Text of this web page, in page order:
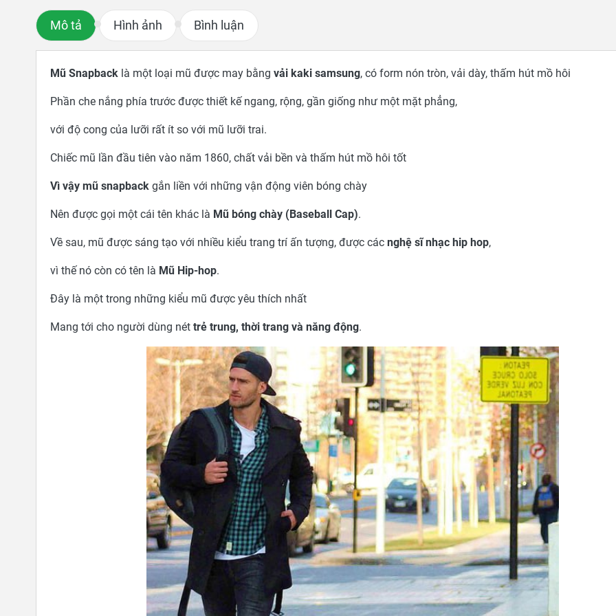
Mô tả Hình ảnh Bình luận
Mũ Snapback là một loại mũ được may bằng vải kaki samsung, có form nón tròn, vải dày, thấm hút mồ hôi
Phần che nắng phía trước được thiết kế ngang, rộng, gần giống như một mặt phẳng,
với độ cong của lưỡi rất ít so với mũ lưỡi trai.
Chiếc mũ lần đầu tiên vào năm 1860, chất vải bền và thấm hút mồ hôi tốt
Vì vậy mũ snapback gắn liền với những vận động viên bóng chày
Nên được gọi một cái tên khác là Mũ bóng chày (Baseball Cap).
Về sau, mũ được sáng tạo với nhiều kiểu trang trí ấn tượng, được các nghệ sĩ nhạc hip hop,
vì thế nó còn có tên là Mũ Hip-hop.
Đây là một trong những kiểu mũ được yêu thích nhất
Mang tới cho người dùng nét trẻ trung, thời trang và năng động.
Nón thể thao - Giải Golf VGA
Nón quảng cáo - Duyên Hà Resort
Cam Ranh
Vải Kaki Samsung #039 Vải Kaki Samsung #107